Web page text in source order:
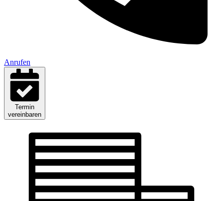
Anrufen
Termin
vereinbaren